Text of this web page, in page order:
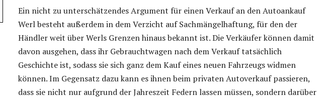
Ein nicht zu unterschätzendes Argument für einen Verkauf an den Autoankauf
Werl besteht außerdem in dem Verzicht auf Sachmängelhaftung, für den der
Händler weit über Werls Grenzen hinaus bekannt ist. Die Verkäufer können damit
davon ausgehen, dass ihr Gebrauchtwagen nach dem Verkauf tatsächlich
Geschichte ist, sodass sie sich ganz dem Kauf eines neuen Fahrzeugs widmen
können. Im Gegensatz dazu kann es ihnen beim privaten Autoverkauf passieren,
dass sie nicht nur aufgrund der Jahreszeit Federn lassen müssen, sondern darüber